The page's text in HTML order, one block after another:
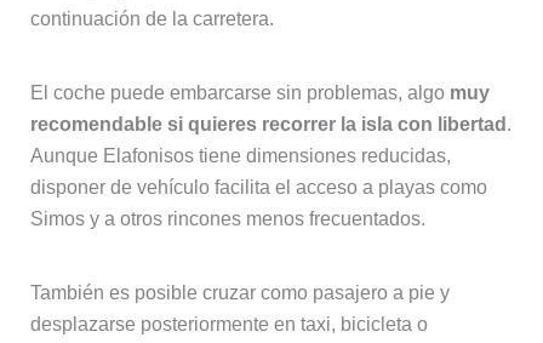
continuación de la carretera.
El coche puede embarcarse sin problemas, algo muy
recomendable si quieres recorrer la isla con libertad .
Aunque Elafonisos tiene dimensiones reducidas,
disponer de vehículo facilita el acceso a playas como
Simos y a otros rincones menos frecuentados.
También es posible cruzar como pasajero a pie y
desplazarse posteriormente en taxi, bicicleta o